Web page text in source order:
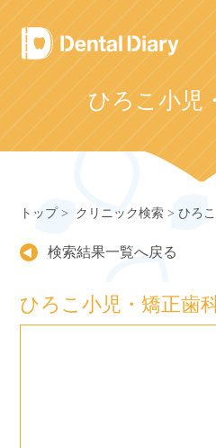
Skip
to
content
ひろこ小児
トップ クリニック検索 ひろ
検索結果一覧へ戻る
ひろこ小児・矯正歯